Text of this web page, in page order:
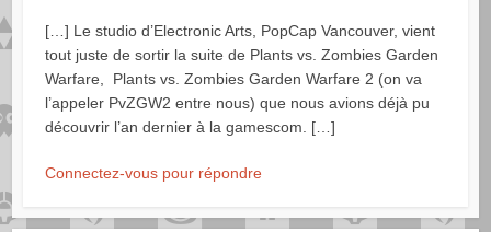
[…] Le studio d’Electronic Arts, PopCap Vancouver, vient
tout juste de sortir la suite de Plants vs. Zombies Garden
Warfare, Plants vs. Zombies Garden Warfare 2 (on va
l’appeler PvZGW2 entre nous) que nous avions déjà pu
découvrir l’an dernier à la gamescom. […]
Connectez-vous pour répondre